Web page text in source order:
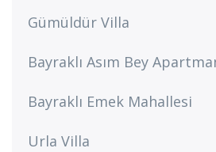
Gümüldür Villa
Bayraklı Asım Bey
Bayraklı Emek Mahallesi
Urla Villa